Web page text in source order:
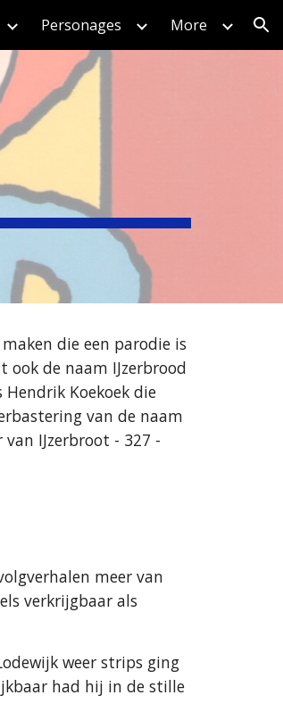
Personages More
die een parodie is
ook de naam IJzerbrood
Koekoek die
van de naam
IJzerbroot - 327 -
meer van
verkrijgbaar als
weer strips ging
had hij in de stille